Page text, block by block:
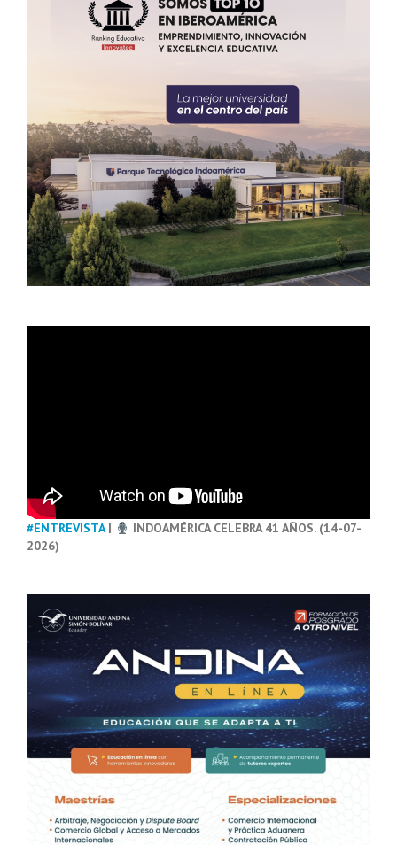
#ENTREVISTA|
INDOAMÉRICA CELEBRA 41 AÑOS. (14-07-
2026)